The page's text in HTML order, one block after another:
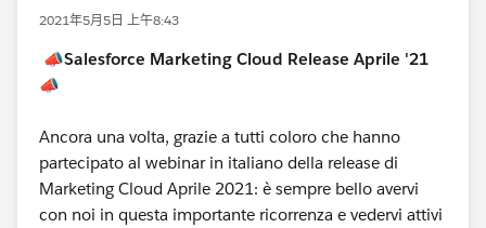
2021年5月5日 上午8:43
📣Salesforce Marketing Cloud Release Aprile '21
📣
Ancora una volta, grazie a tutti coloro che hanno
partecipato al webinar in italiano della release di
Marketing Cloud Aprile 2021: è sempre bello avervi
con noi in questa importante ricorrenza e vedervi attivi